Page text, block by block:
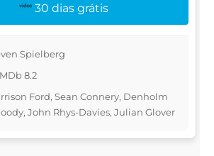
30 dias grátis
Spielberg
8.2
Ford, Sean Connery, Denholm
John Rhys-Davies, Julian Glover